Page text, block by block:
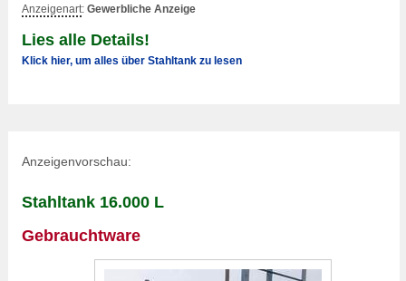
Anzeigenart: Gewerbliche Anzeige
Lies alle Details!
Klick hier, um alles über Stahltank zu lesen
Anzeigenvorschau:
Stahltank 16.000 L
Gebrauchtware